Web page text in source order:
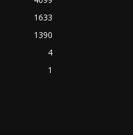
1633
1390
4
1